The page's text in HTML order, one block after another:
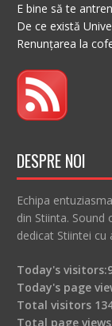
E bine să te
De ce există
Renunțarea la
DESPRE NOI
Echipa
din Stiinta. Sound
dedicat Stiintei cu
Today's visitors:
Today's page
Total visitors
Total page views